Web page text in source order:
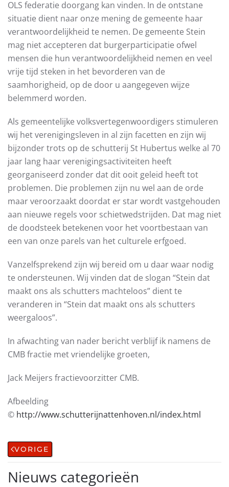
OLS federatie doorgang kan vinden. In de ontstane
situatie dient naar onze mening de gemeente haar
verantwoordelijkheid te nemen. De gemeente Stein
mag niet accepteren dat burgerparticipatie ofwel
mensen die hun verantwoordelijkheid nemen en veel
vrije tijd steken in het bevorderen van de
saamhorigheid, op de door u aangegeven wijze
belemmerd worden.
Als gemeentelijke volksvertegenwoordigers stimuleren
wij het verenigingsleven in al zijn facetten en zijn wij
bijzonder trots op de schutterij St Hubertus welke al 70
jaar lang haar verenigingsactiviteiten heeft
georganiseerd zonder dat dit ooit geleid heeft tot
problemen. Die problemen zijn nu wel aan de orde
maar veroorzaakt doordat er star wordt vastgehouden
aan nieuwe regels voor schietwedstrijden. Dat mag niet
de doodsteek betekenen voor het voortbestaan van
een van onze parels van het culturele erfgoed.
Vanzelfsprekend zijn wij bereid om u daar waar nodig
te ondersteunen. Wij vinden dat de slogan “Stein dat
maakt ons als schutters machteloos” dient te
veranderen in “Stein dat maakt ons als schutters
weergaloos”.
In afwachting van nader bericht verblijf ik namens de
CMB fractie met vriendelijke groeten,
Jack Meijers fractievoorzitter CMB.
Afbeelding
© http://www.schutterijnattenhoven.nl/index.html
VORIGE
Nieuws categorieën